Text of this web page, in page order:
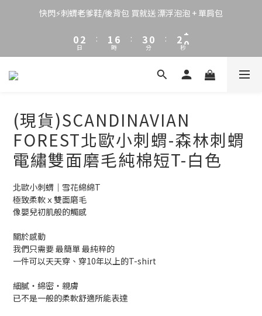
快閃⚡刺蝟老爹鞋/後背包 買就送 漂浮泡泡 + 單肩包
2
0
4
2
1
日
:
3
1
0
8
6
5
0
時
:
5
3
2
2
0
分
:
3
1
0
9
8
7
6
5
2
1
0
秒
(現貨)SCANDINAVIAN
FOREST北歐小刺蝟-森林刺蝟
電繡雙面磨毛純棉短T-白色
北歐小刺蝟｜雪花綿綿T
極致柔軟ｘ雙面磨毛
像嬰兒初肌般的觸感
關於感動
我們只需要 最簡單 最純粹的
一件可以天天穿、穿10年以上的T-shirt
細膩・綿密・親膚
已不是一般的柔軟舒適所能表達